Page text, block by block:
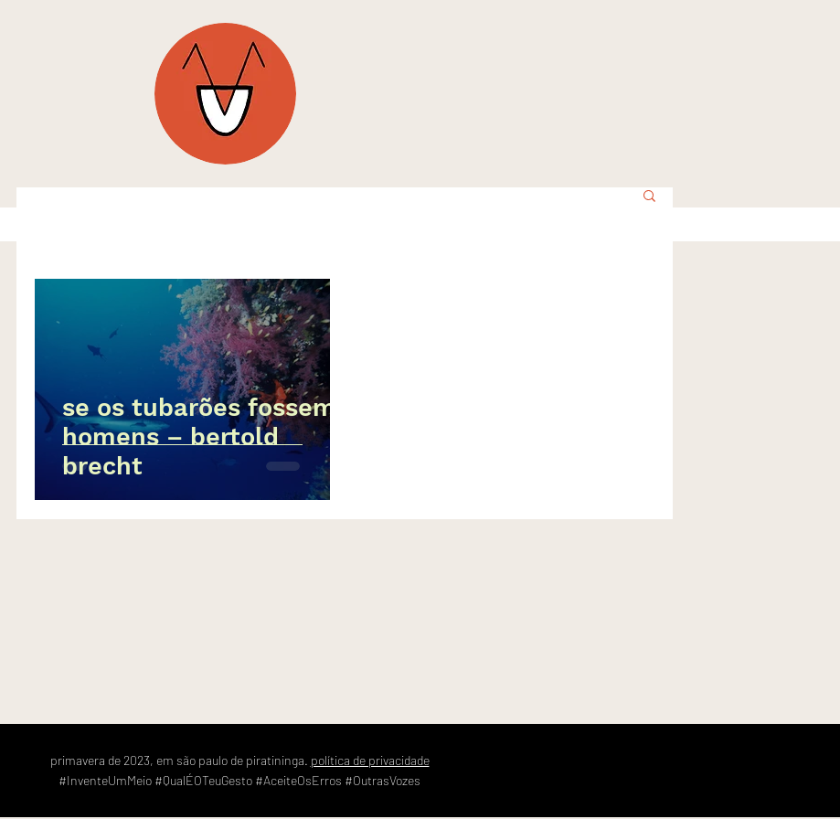
se os tubarões fossem
homens – bertold
brecht
primavera de 2023, em são paulo de piratininga. política de privacidade
#InventeUmMeio #QualÉOTeuGesto #AceiteOsErros #OutrasVozes